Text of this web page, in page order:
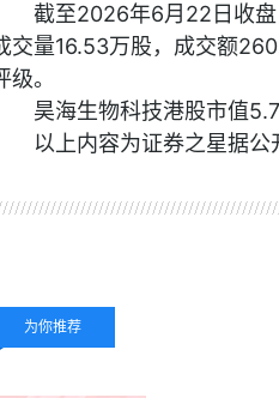
截至2026年6月22日收
交量16.53万股，成交额
级。
昊海生物科技港股市值
以上内容为证券之星据公
为你推荐